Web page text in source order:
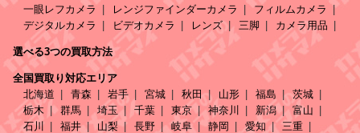
一眼レフカメラ
レンジファインダーカメラ
フィルムカメラ
デジタルカメラ
ビデオカメラ レンズ 三脚 カメラ用品
選べる3つの買取方法
全国買取り対応エリア
北海道
青森 岩手 宮城 秋田 山形 福島
茨城
栃木
群馬 埼玉 千葉 東京 神奈川 新潟
富山
石川
福井 山梨 長野 岐阜 静岡 愛知
三重